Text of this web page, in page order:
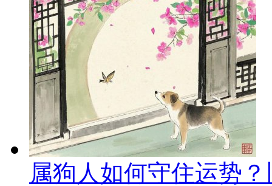
属狗人如何守住运势